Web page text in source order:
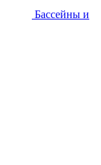
Бассейны и